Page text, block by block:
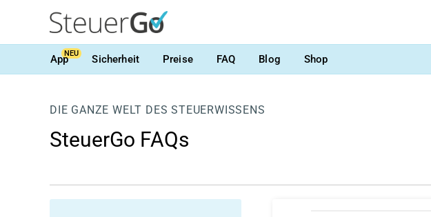
AppNEU Sicherheit Preise FAQ Blog Shop
DIE GANZE WELT DES STEUERWISSENS
SteuerGo FAQs